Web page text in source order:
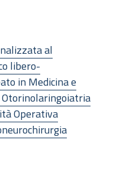
al
libero-
in Medicina e
Operativa